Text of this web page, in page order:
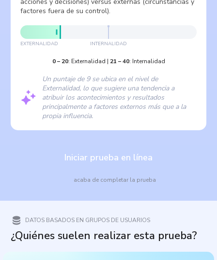
factores fuera de su control).
EXTERNALIDAD INTERNALIDAD
0– 20: Externalidad | 21 –40: Internalidad
Un puntaje de 9 se ubica en el nivel de
Externalidad, lo que sugiere una tendencia a
atribuir los acontecimientos y resultados
principalmente a factores externos más que a la
propia influencia.
Iniciar prueba en línea
acaba de completar la prueba
DATOS BASADOS EN GRUPOS DE USUARIOS
¿Quiénes suelen realizar esta prueba?